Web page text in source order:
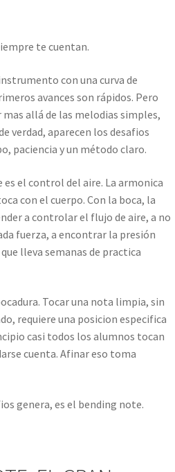
te cuentan.
con una curva de
avances son rápidos. Pero
allá de las melodias simples,
verdad, aparecen los desafios
paciencia y un método claro.
el control del aire. La armonica
con el cuerpo. Con la boca, la
a controlar el flujo de aire, a no
fuerza, a encontrar la presión
lleva semanas de practica
Tocar una nota limpia, sin
requiere una posicion especifica
casi todos los alumnos tocan
cuenta. Afinar eso toma
genera, es el bending note.